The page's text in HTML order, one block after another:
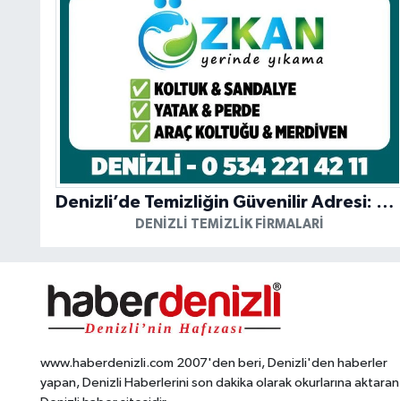
Denizli’de Temizliğin Güvenilir Adresi: Özkan Yerinde Yıkama
DENIZLI TEMIZLIK FIRMALARI
www.haberdenizli.com 2007'den beri, Denizli'den haberler
yapan, Denizli Haberlerini son dakika olarak okurlarına aktaran